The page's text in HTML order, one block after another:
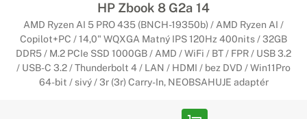
HP Zbook 8 G2a 14
AMD Ryzen AI 5 PRO 435 (BNCH-19350b) / AMD Ryzen AI /
Copilot+PC / 14,0" WQXGA Matný IPS 120Hz 400nits / 32GB
DDR5 / M.2 PCIe SSD 1000GB / AMD / WiFi / BT / FPR / USB 3.2
/ USB-C 3.2 / Thunderbolt 4 / LAN / HDMI / bez DVD / Win11Pro
64-bit / sivý / 3r (3r) Carry-In, NEOBSAHUJE adaptér